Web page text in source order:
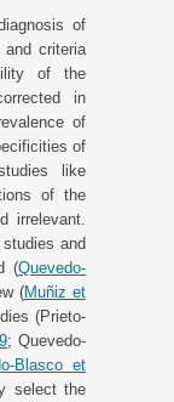
of
criteria
of the
in
of
of
like
of the
irrelevant.
and
(Quevedo-
(Muñiz et
(Prieto-
; Quevedo-
Blasco et
select the